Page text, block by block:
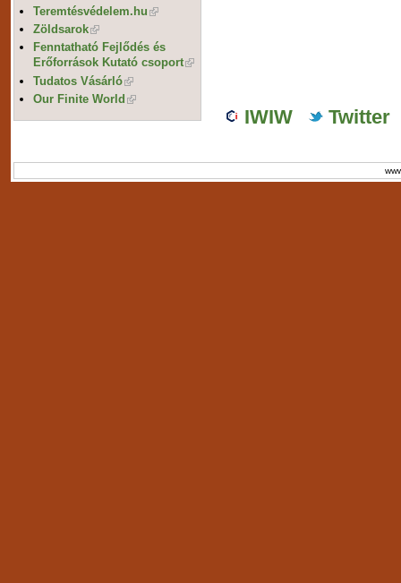
Teremtésvédelem.hu
Zöldsarok
Fenntatható Fejlődés és
Erőforrások Kutató csoport
Tudatos Vásárló
Our Finite World
IWIW Twitter